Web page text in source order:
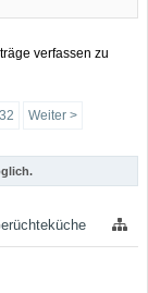
verfassen zu
32 Weiter >